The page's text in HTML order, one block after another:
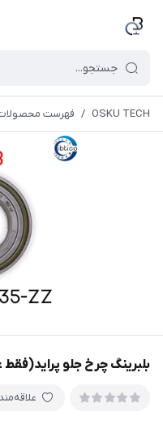
OSKU TECH
/ فهرست
بلبرینگ چرخ جلو